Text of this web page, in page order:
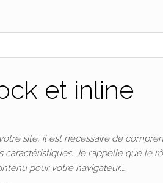
et inline
site, il est nécessaire de
caractéristiques. Je rappelle que le
pour votre navigateur.…